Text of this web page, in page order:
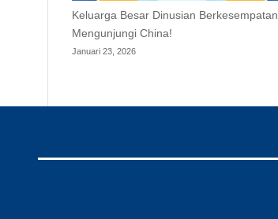
Keluarga Besar Dinusian Berkesempatan
Mengunjungi China!
Januari 23, 2026